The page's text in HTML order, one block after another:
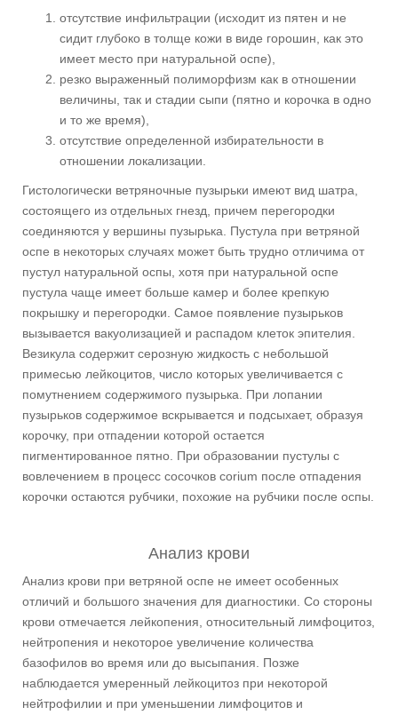
отсутствие инфильтрации (исходит из пятен и не
сидит глубоко в толще кожи в виде горошин, как это
имеет место при натуральной оспе),
резко выраженный полиморфизм как в отношении
величины, так и стадии сыпи (пятно и корочка в одно
и то же время),
отсутствие определенной избирательности в
отношении локализации.
Гистологически ветряночные пузырьки имеют вид шатра,
состоящего из отдельных гнезд, причем перегородки
соединяются у вершины пузырька. Пустула при ветряной
оспе в некоторых случаях может быть трудно отличима от
пустул натуральной оспы, хотя при натуральной оспе
пустула чаще имеет больше камер и более крепкую
покрышку и перегородки. Самое появление пузырьков
вызывается вакуолизацией и распадом клеток эпителия.
Везикула содержит серозную жидкость с небольшой
примесью лейкоцитов, число которых увеличивается с
помутнением содержимого пузырька. При лопании
пузырьков содержимое вскрывается и подсыхает, образуя
корочку, при отпадении которой остается
пигментированное пятно. При образовании пустулы с
вовлечением в процесс сосочков corium после отпадения
корочки остаются рубчики, похожие на рубчики после оспы.
Анализ крови
Анализ крови при ветряной оспе не имеет особенных
отличий и большого значения для диагностики. Со стороны
крови отмечается лейкопения, относительный лимфоцитоз,
нейтропения и некоторое увеличение количества
базофилов во время или до высыпания. Позже
наблюдается умеренный лейкоцитоз при некоторой
нейтрофилии и при уменьшении лимфоцитов и